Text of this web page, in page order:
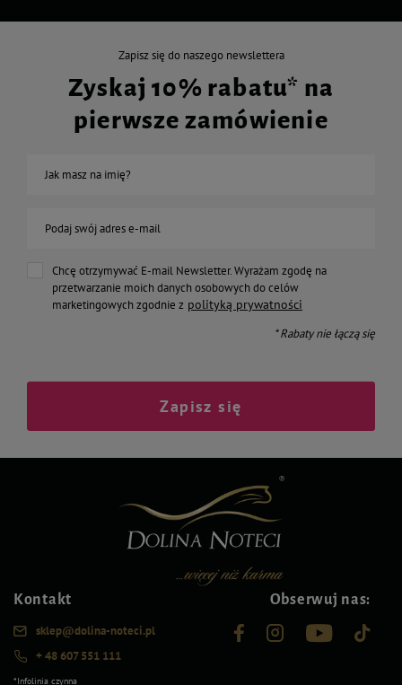
Zapisz się do naszego newslettera
Zyskaj 10% rabatu* na
pierwsze zamówienie
Jak masz na imię?
Podaj swój adres e-mail
Chcę otrzymywać E-mail Newsletter. Wyrażam zgodę na
przetwarzanie moich danych osobowych do celów
marketingowych zgodnie z polityką prywatności
* Rabaty nie łączą się
Zapisz się
Kontakt
sklep@dolina-noteci.pl
+ 48 607 551 111
*Infolinia czynna
Obserwuj nas: